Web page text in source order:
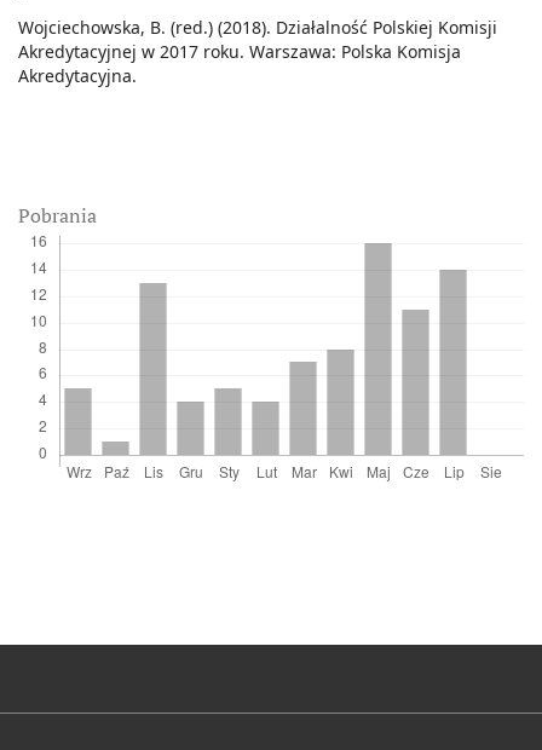
Pobrania
Wojciechowska, B. (red.) (2018). Działalność Polskiej Komisji
Akredytacyjnej w 2017 roku. Warszawa: Polska Komisja
Akredytacyjna.